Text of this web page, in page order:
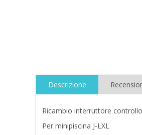
Descrizione
Ricambio interruttore
Per minipiscina J-LXL